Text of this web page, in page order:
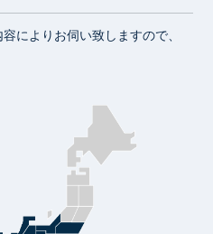
によりお伺い致しますので、